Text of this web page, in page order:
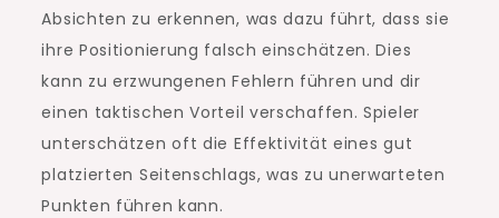
Absichten zu erkennen, was dazu führt, dass sie
ihre Positionierung falsch einschätzen. Dies
kann zu erzwungenen Fehlern führen und dir
einen taktischen Vorteil verschaffen. Spieler
unterschätzen oft die Effektivität eines gut
platzierten Seitenschlags, was zu unerwarteten
Punkten führen kann.